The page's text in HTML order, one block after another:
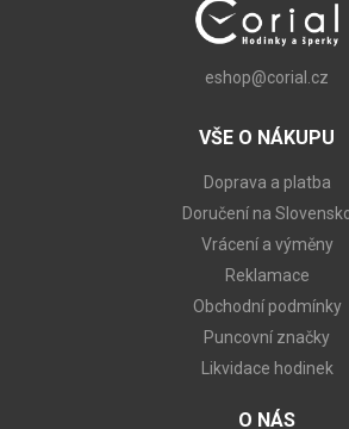
eshop@corial.cz
VŠE O NÁKUPU
Doprava a platba
Doručení na
Vrácení a výměny
Reklamace
Obchodní podmínky
Puncovní značky
Likvidace hodinek
O NÁS